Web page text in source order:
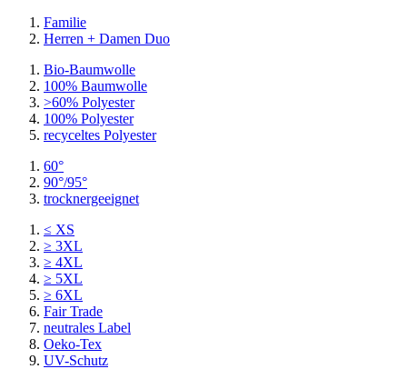
Familie
Herren + Damen Duo
Bio-Baumwolle
100% Baumwolle
>60% Polyester
100% Polyester
recyceltes Polyester
60°
90°/95°
trocknergeeignet
≤ XS
≥ 3XL
≥ 4XL
≥ 5XL
≥ 6XL
Fair Trade
neutrales Label
Oeko-Tex
UV-Schutz